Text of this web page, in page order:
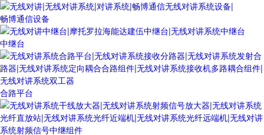
畅博通信设备
中继台
合路平台